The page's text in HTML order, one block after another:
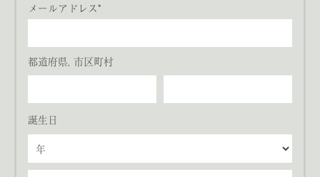
メールアドレス*
都道府県, 市区町村
誕生日